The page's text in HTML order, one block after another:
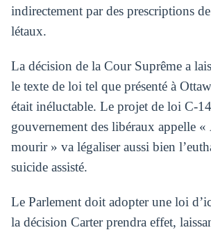
indirectement par des prescriptions
létaux.
La décision de la Cour Suprême a
le texte de loi tel que présenté à
était inéluctable. Le projet de loi C-
gouvernement des libéraux appelle «
mourir » va légaliser aussi bien
suicide assisté.
Le Parlement doit adopter une loi
la décision Carter prendra effet,